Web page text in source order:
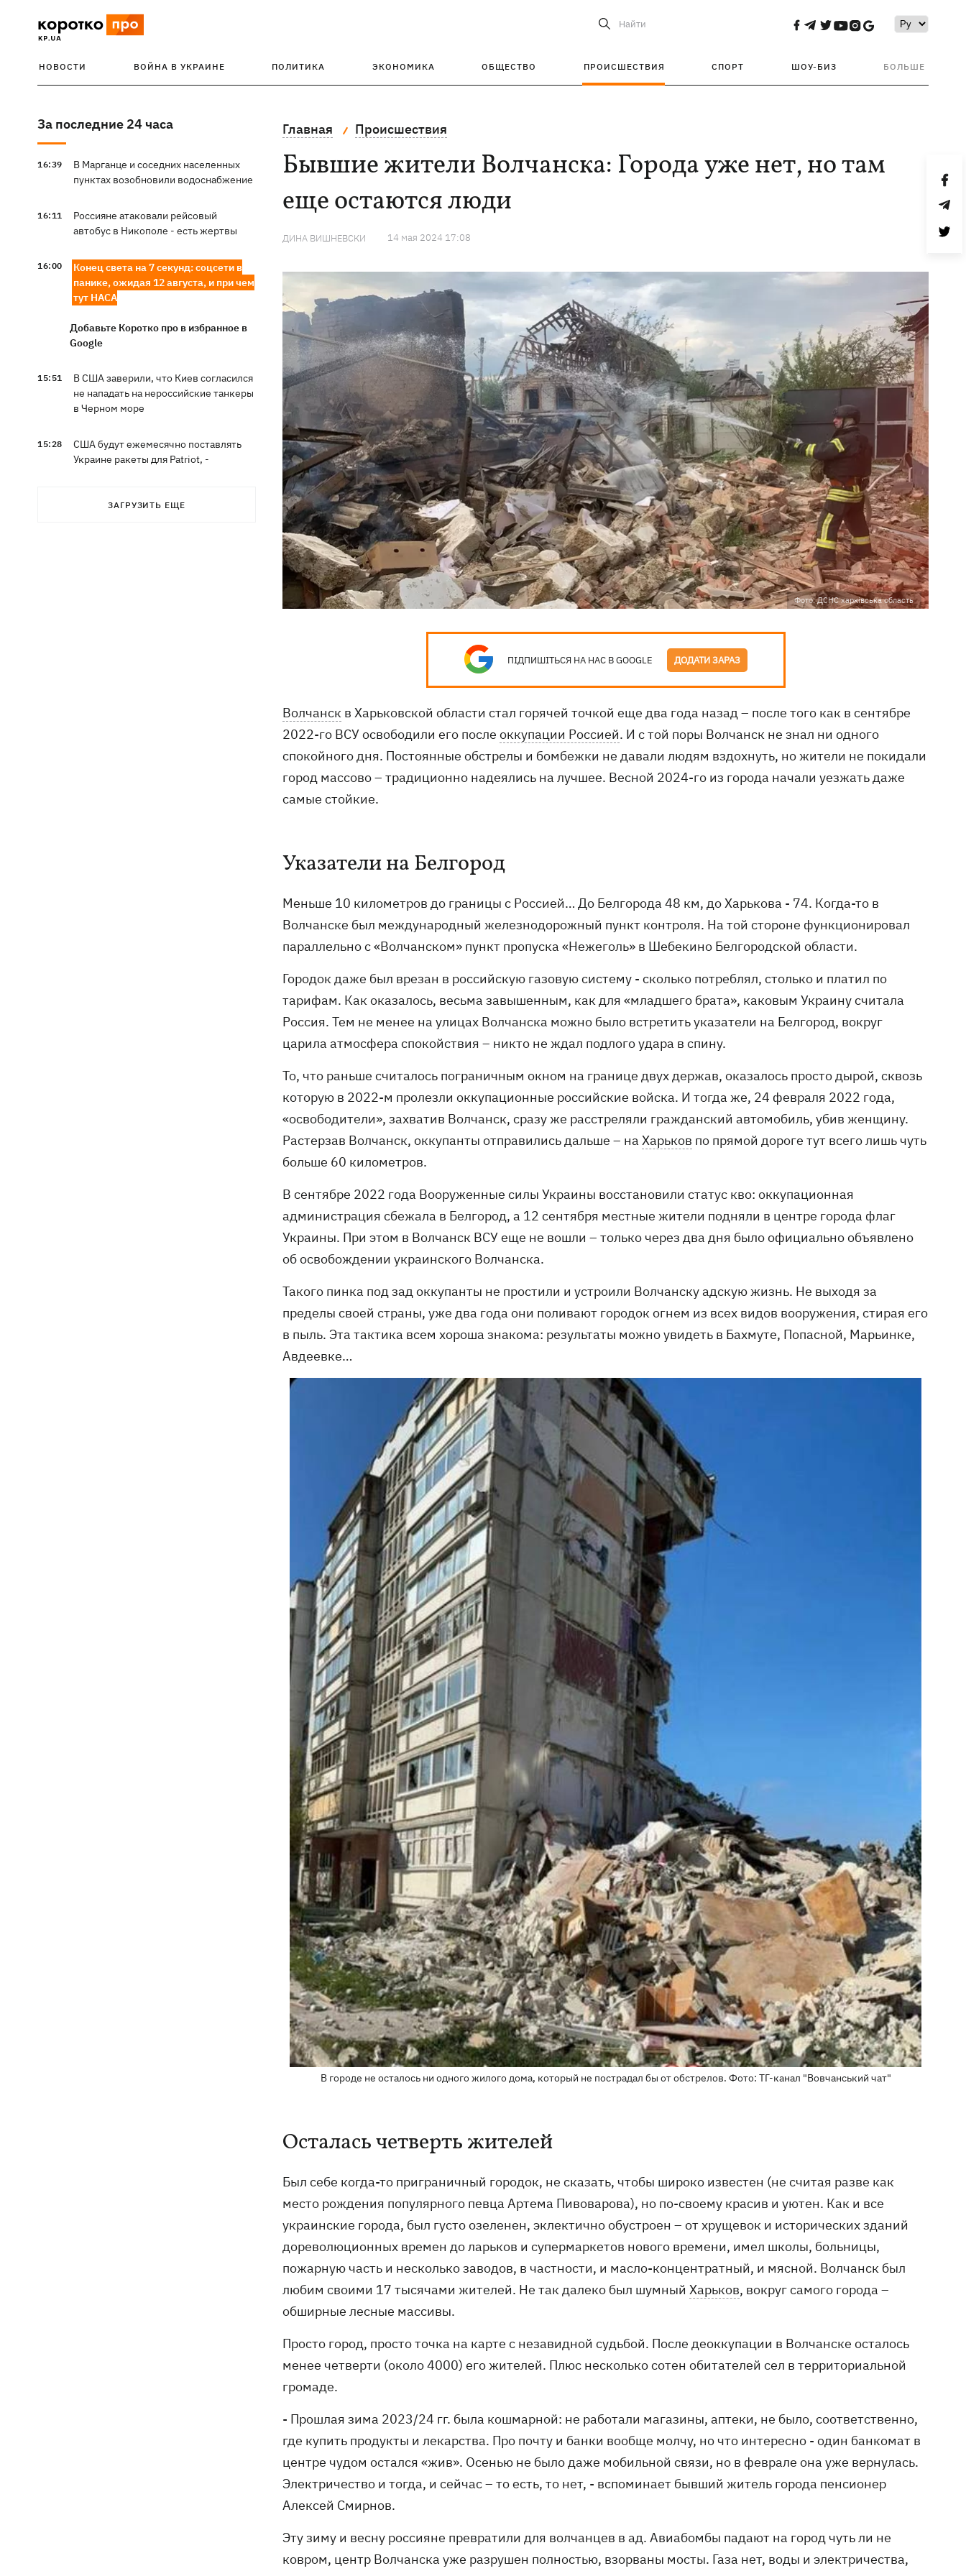
Найти
НОВОСТИ ВОЙНА В УКРАИНЕ ПОЛИТИКА ЭКОНОМИКА ОБЩЕСТВО ПРОИСШЕСТВИЯ СПОРТ ШОУ-БИЗ БОЛЬШЕ
За последние 24 часа
16:39
В Марганце и соседних населенных
пунктах возобновили водоснабжение
16:11
Россияне атаковали рейсовый
автобус в Никополе - есть жертвы
16:00
Конец света на 7 секунд: соцсети в
панике, ожидая 12 августа, и при чем
тут НАСА
Добавьте Коротко про в избранное в
Google
15:51
В США заверили, что Киев согласился
не нападать на нероссийские танкеры
в Черном море
15:28
США будут ежемесячно поставлять
Украине ракеты для Patriot, -
В Польше опровергли заявления о
ЗАГРУЗИТЬ ЕЩЕ
Главная Происшествия
Бывшие жители Волчанска: Города уже нет, но там
еще остаются люди
ДИНА ВИШНЕВСКИ 14 мая 2024 17:08
Фото: ДСНС харківська область
ПІДПИШІТЬСЯ НА НАС В GOOGLE ДОДАТИ ЗАРАЗ
Волчанск в Харьковской области стал горячей точкой еще два года назад – после того как в сентябре
2022-го ВСУ освободили его после оккупации Россией. И с той поры Волчанск не знал ни одного
спокойного дня. Постоянные обстрелы и бомбежки не давали людям вздохнуть, но жители не покидали
город массово – традиционно надеялись на лучшее. Весной 2024-го из города начали уезжать даже
самые стойкие.
Указатели на Белгород
Меньше 10 километров до границы с Россией… До Белгорода 48 км, до Харькова - 74. Когда-то в
Волчанске был международный железнодорожный пункт контроля. На той стороне функционировал
параллельно с «Волчанском» пункт пропуска «Нежеголь» в Шебекино Белгородской области.
Городок даже был врезан в российскую газовую систему - сколько потреблял, столько и платил по
тарифам. Как оказалось, весьма завышенным, как для «младшего брата», каковым Украину считала
Россия. Тем не менее на улицах Волчанска можно было встретить указатели на Белгород, вокруг
царила атмосфера спокойствия – никто не ждал подлого удара в спину.
То, что раньше считалось пограничным окном на границе двух держав, оказалось просто дырой, сквозь
которую в 2022-м пролезли оккупационные российские войска. И тогда же, 24 февраля 2022 года,
«освободители», захватив Волчанск, сразу же расстреляли гражданский автомобиль, убив женщину.
Растерзав Волчанск, оккупанты отправились дальше – на Харьков по прямой дороге тут всего лишь чуть
больше 60 километров.
В сентябре 2022 года Вооруженные силы Украины восстановили статус кво: оккупационная
администрация сбежала в Белгород, а 12 сентября местные жители подняли в центре города флаг
Украины. При этом в Волчанск ВСУ еще не вошли – только через два дня было официально объявлено
об освобождении украинского Волчанска.
Такого пинка под зад оккупанты не простили и устроили Волчанску адскую жизнь. Не выходя за
пределы своей страны, уже два года они поливают городок огнем из всех видов вооружения, стирая его
в пыль. Эта тактика всем хороша знакома: результаты можно увидеть в Бахмуте, Попасной, Марьинке,
Авдеевке…
В городе не осталось ни одного жилого дома, который не пострадал бы от обстрелов. Фото: ТГ-канал "Вовчанський чат"
Осталась четверть жителей
Был себе когда-то приграничный городок, не сказать, чтобы широко известен (не считая разве как
место рождения популярного певца Артема Пивоварова), но по-своему красив и уютен. Как и все
украинские города, был густо озеленен, эклектично обустроен – от хрущевок и исторических зданий
дореволюционных времен до ларьков и супермаркетов нового времени, имел школы, больницы,
пожарную часть и несколько заводов, в частности, и масло-концентратный, и мясной. Волчанск был
любим своими 17 тысячами жителей. Не так далеко был шумный Харьков, вокруг самого города –
обширные лесные массивы.
Просто город, просто точка на карте с незавидной судьбой. После деоккупации в Волчанске осталось
менее четверти (около 4000) его жителей. Плюс несколько сотен обитателей сел в территориальной
громаде.
- Прошлая зима 2023/24 гг. была кошмарной: не работали магазины, аптеки, не было, соответственно,
где купить продукты и лекарства. Про почту и банки вообще молчу, но что интересно - один банкомат в
центре чудом остался «жив». Осенью не было даже мобильной связи, но в феврале она уже вернулась.
Электричество и тогда, и сейчас – то есть, то нет, - вспоминает бывший житель города пенсионер
Алексей Смирнов.
Эту зиму и весну россияне превратили для волчанцев в ад. Авиабомбы падают на город чуть ли не
ковром, центр Волчанска уже разрушен полностью, взорваны мосты. Газа нет, воды и электричества,